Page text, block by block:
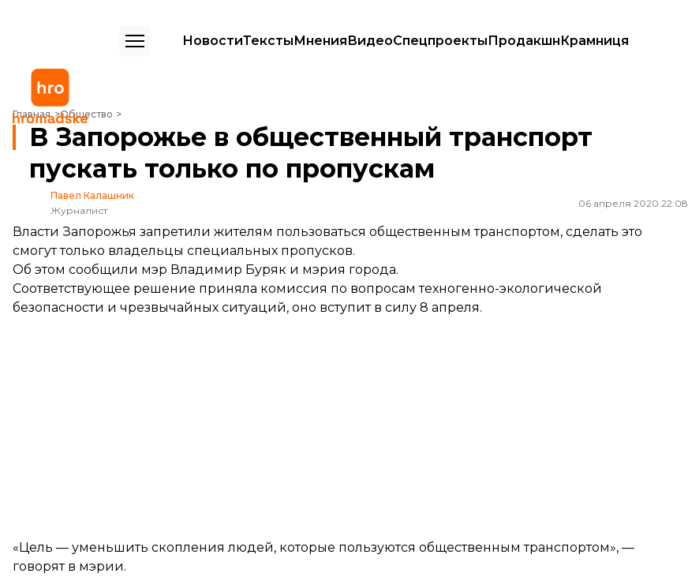
НовостиТекстыМненияВидеоСпецпроектыПродакшнКрамниця
Главная Общество
В Запорожье в общественный транспорт пускать только по пропускам
В Запорожье в общественный транспорт
пускать только по пропускам
Павел Калашник
Журналист
06 апреля 2020 22:08
Власти Запорожья запретили жителям пользоваться общественным транспортом, сделать это
смогут только владельцы специальных пропусков.
Об этом сообщили мэр Владимир Буряк и мэрия города.
Соответствующее решение приняла комиссия по вопросам техногенно-экологической
безопасности и чрезвычайных ситуаций, оно вступит в силу 8 апреля.
«Цель — уменьшить скопления людей, которые пользуются общественным транспортом», —
говорят в мэрии.